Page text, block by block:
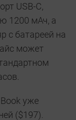
USB-C,
1200 мАч, а
с батареей на
может
уже
($197).